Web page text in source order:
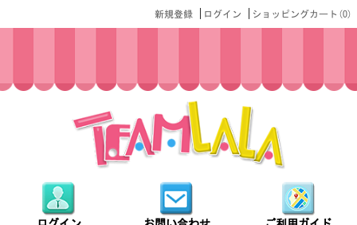
ショッピングカート(0)
ログイン
新規登録